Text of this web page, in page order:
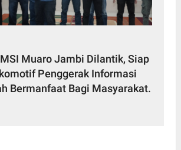
Muaro Jambi Dilantik, Siap
Penggerak Informasi
Bermanfaat Bagi Masyarakat.